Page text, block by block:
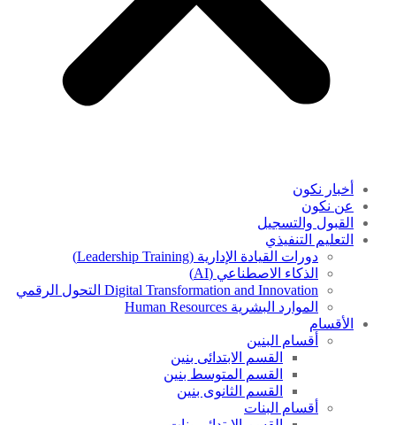
أخبار نكون
عن نكون
القبول والتسجيل
التعليم التنفيذي
دورات القيادة الإدارية (Leadership Training)
الذكاء الاصطناعي (AI)
Digital Transformation and Innovation التحول الرقمي
الموارد البشرية Human Resources
الأقسام
أقسام البنين
القسم الابتدائى بنين
القسم المتوسط بنين
القسم الثانوى بنين
أقسام البنات